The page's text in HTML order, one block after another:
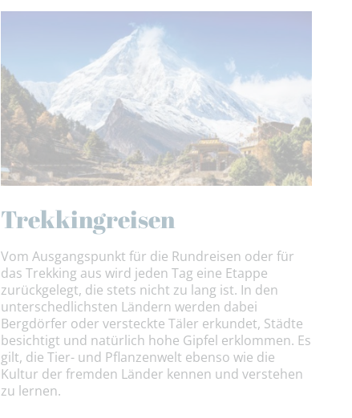
Trekkingreisen
Vom Ausgangspunkt für die Rundreisen oder für
das Trekking aus wird jeden Tag eine Etappe
zurückgelegt, die stets nicht zu lang ist. In den
unterschedlichsten Ländern werden dabei
Bergdörfer oder versteckte Täler erkundet, Städte
besichtigt und natürlich hohe Gipfel erklommen. Es
gilt, die Tier- und Pflanzenwelt ebenso wie die
Kultur der fremden Länder kennen und verstehen
zu lernen.